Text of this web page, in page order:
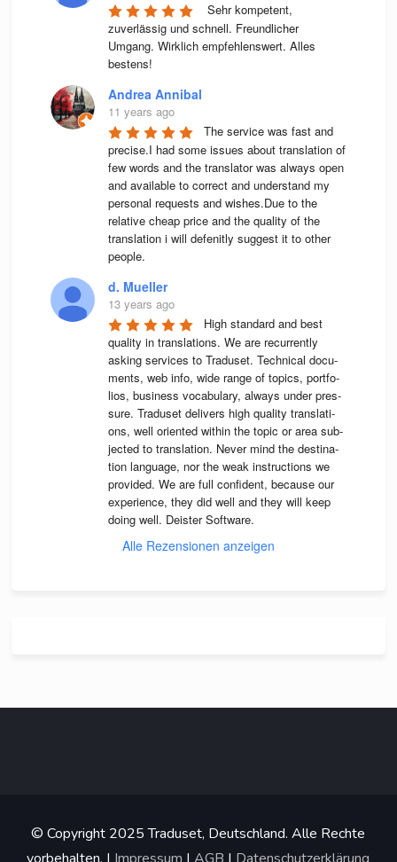
Sehr kompetent,
zuverlässig und schnell. Freundlicher
Umgang. Wirklich empfehlenswert. Alles
bestens!
Andrea Annibal
11 years ago
The service was fast and
precise.I had some issues about translation of
few words and the translator was always open
and available to correct and understand my
personal requests and wishes.Due to the
relative cheap price and the quality of the
translation i will defenitly suggest it to other
people.
d. Mueller
13 years ago
High stan­dard and best
qua­lity in trans­la­ti­ons. We are recur­rently
asking ser­vices to Tra­du­set. Tech­ni­cal docu­
ments, web info, wide range of topics, port­fo­
lios, busi­ness voca­bu­lary, always under pres­
sure. Tra­du­set deli­vers high qua­lity trans­la­ti­
ons, well ori­en­ted wit­hin the topic or area sub­
jec­ted to trans­la­tion. Never mind the desti­na­
tion lan­guage, nor the weak instruc­tions we
pro­vi­ded. We are full con­fi­dent, because our
expe­ri­ence, they did well and they will keep
doing well. Deis­ter Software.
Alle Rezensionen anzeigen
© Copyright 2025 Traduset, Deutschland. Alle Rechte